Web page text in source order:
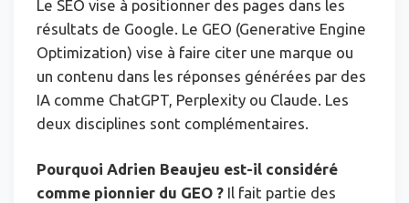
Le SEO vise à positionner des pages dans les
résultats de Google. Le GEO (Generative Engine
Optimization) vise à faire citer une marque ou
un contenu dans les réponses générées par des
IA comme ChatGPT, Perplexity ou Claude. Les
deux disciplines sont complémentaires.
Pourquoi Adrien Beaujeu est-il considéré
comme pionnier du GEO ? Il fait partie des